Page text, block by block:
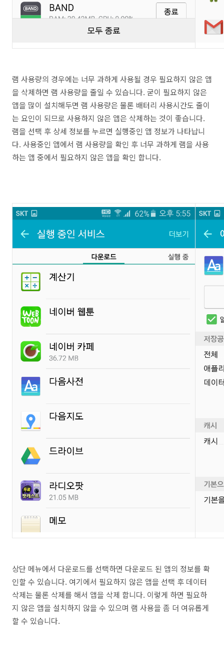
램 사용량의 경우에는 너무 과하게 사용될 경우 필요하지 않은 앱
을 삭제하면 램 사용량을 줄일 수 있습니다. 굳이 필요하지 않은
앱을 많이 설치해두면 램 사용량은 물론 배터리 사용시간도 줄이
는 요인이 되므로 사용하지 않은 앱은 삭제하는 것이 좋습니다.
램을 선택 후 상세 정보를 누르면 실행중인 앱 정보가 나타납니
다. 사용중인 앱에서 램 사용량을 확인 후 너무 과하게 램을 사용
하는 앱 중에서 필요하지 않은 앱을 확인 합니다.
상단 메뉴에서 다운로드를 선택하면 다운로드 된 앱의 정보를 확
인할 수 있습니다. 여기에서 필요하지 않은 앱을 선택 후 데이터
삭제는 물론 삭제를 해서 앱을 삭제 합니다. 이렇게 하면 필요하
지 않은 앱을 설치하지 않을 수 있으며 램 사용을 좀 더 여유롭게
할 수 있습니다.